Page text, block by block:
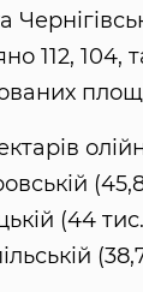
112, 104,
(44 тис.